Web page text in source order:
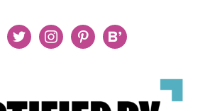
twitter instagrampinterestbloglovin